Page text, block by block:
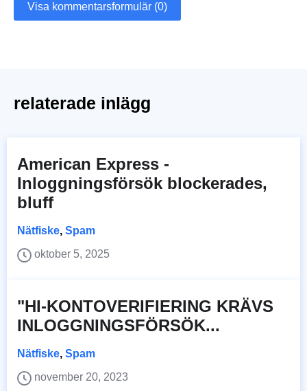
Visa kommentarsformulär (0)
relaterade inlägg
American Express -
Inloggningsförsök blockerades,
bluff
Nätfiske, Spam
oktober 5, 2025
"HI-KONTOVERIFIERING KRÄVS
INLOGGNINGSFÖRSÖK...
Nätfiske, Spam
november 20, 2023